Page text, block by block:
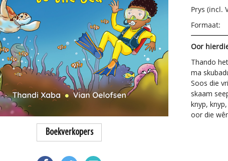
Boekverkopers
Prys (incl.
Formaat:
Oor
Thando
ma
Soos die
skaam
knyp,
oor die